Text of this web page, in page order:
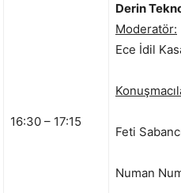
16:30 – 17:15
Derin
Moderatör:
Ece İdil
Feti
Numan